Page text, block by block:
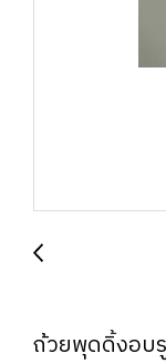
ถ้วยพุดดิ้งอบ